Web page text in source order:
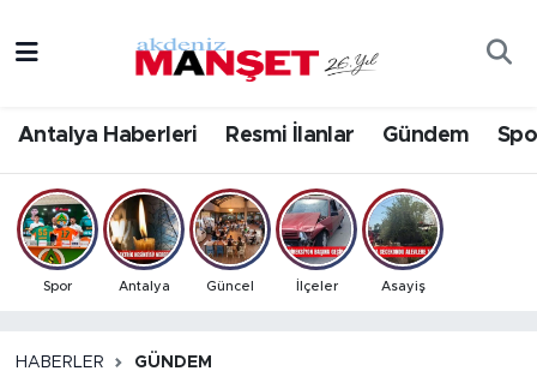
Antalya Haberleri Resmi İlanlar Gündem
Spor Antalya Güncel İlçeler Asayiş
HABERLER GÜNDEM
Bilim & Teknoloji
Eğitim
Ekonomi
Antalya Hava Durumu
Antalya Namaz Vakitleri
Antalya Trafik Yoğunluk Haritası